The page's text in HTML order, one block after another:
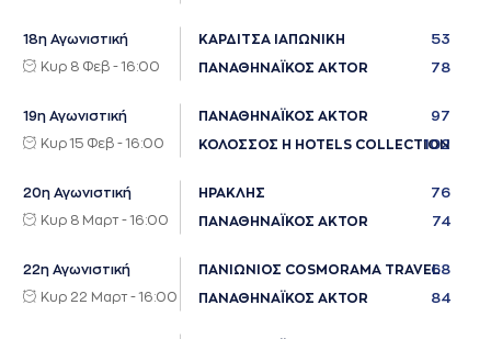
18η Αγωνιστική
Κυρ 8 Φεβ - 16:00
ΚΑΡΔΙΤΣΑ ΙΑΠΩΝΙΚΗ 53
ΠΑΝΑΘΗΝΑΪΚΟΣ AKTOR 78
19η Αγωνιστική
Κυρ 15 Φεβ - 16:00
ΠΑΝΑΘΗΝΑΪΚΟΣ AKTOR 97
ΚΟΛΟΣΣΟΣ H HOTELS COLLECTION
102
20η Αγωνιστική
Κυρ 8 Μαρτ - 16:00
ΗΡΑΚΛΗΣ 76
ΠΑΝΑΘΗΝΑΪΚΟΣ AKTOR 74
22η Αγωνιστική
Κυρ 22 Μαρτ - 16:00
ΠΑΝΙΩΝΙΟΣ COSMORAMA TRAVEL68
ΠΑΝΑΘΗΝΑΪΚΟΣ AKTOR 84